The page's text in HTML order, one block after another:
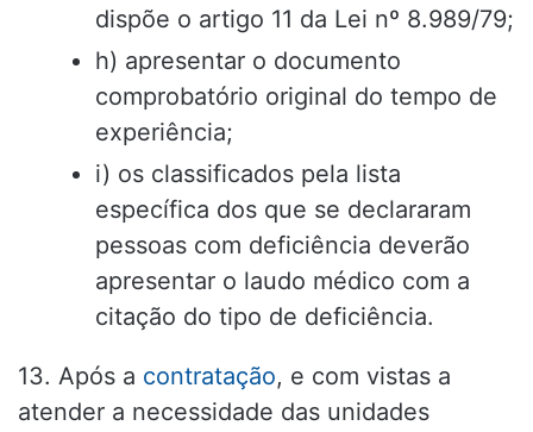
dispõe o artigo 11 da Lei nº 8.989/79;
h) apresentar o documento
comprobatório original do tempo de
experiência;
i) os classificados pela lista
específica dos que se declararam
pessoas com deficiência deverão
apresentar o laudo médico com a
citação do tipo de deficiência.
13. Após a contratação, e com vistas a
atender a necessidade das unidades